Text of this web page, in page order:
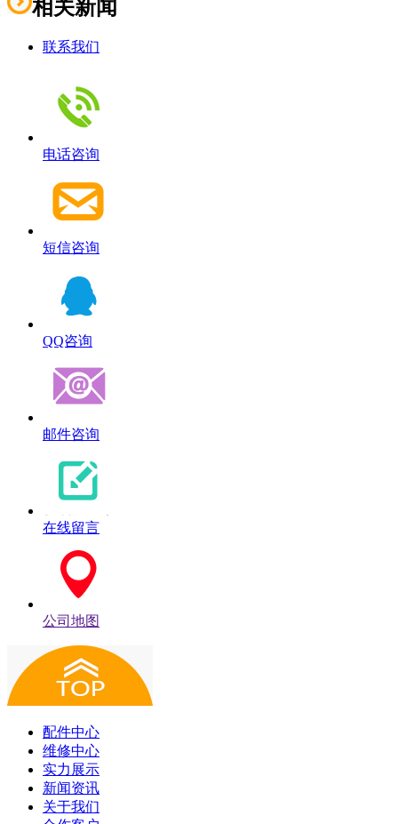
相关新闻
联系我们
电话咨询
短信咨询
QQ咨询
邮件咨询
在线留言
公司地图
配件中心
维修中心
实力展示
新闻资讯
关于我们